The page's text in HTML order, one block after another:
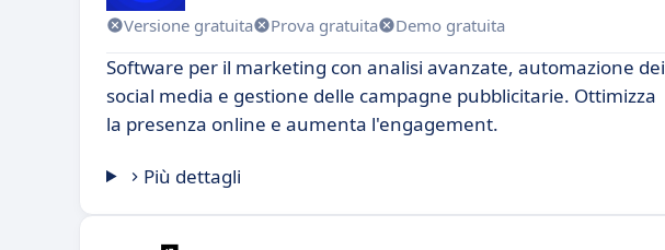
Versione gratuita Prova gratuita Demo gratuita
Software per il marketing con analisi avanzate, automazione dei
social media e gestione delle campagne pubblicitarie. Ottimizza
la presenza online e aumenta l'engagement.
Più dettagli